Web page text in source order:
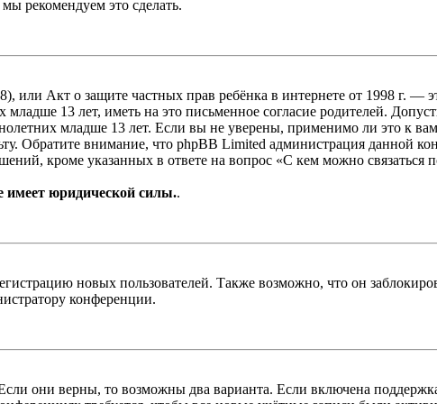
рекомендуем это сделать.
или Акт о защите частных прав ребёнка в интернете от 1998 г.
13 лет, иметь на это письменное согласие родителей.
младше 13 лет. Если вы не уверены, применимо ли это к
Обратите внимание, что phpBB Limited администрация данной
кроме указанных в ответе на вопрос «С кем можно связаться
имеет юридической силы..
новых пользователей. Также возможно, что он
конференции.
они верны, то возможны два варианта. Если включена